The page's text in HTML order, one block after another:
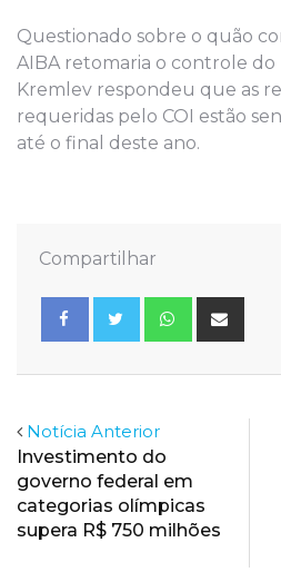
Questionado sobre o quão
AIBA retomaria o controle do
Kremlev respondeu que as
requeridas pelo COI estão
até o final deste ano.
Compartilhar
Whatsapp
Notícia Anterior
Investimento do
governo federal em
categorias olímpicas
supera R$ 750 milhões